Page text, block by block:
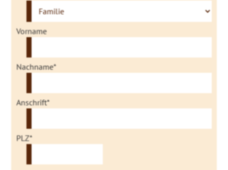
Vorname
Nachname*
Anschrift*
PLZ*